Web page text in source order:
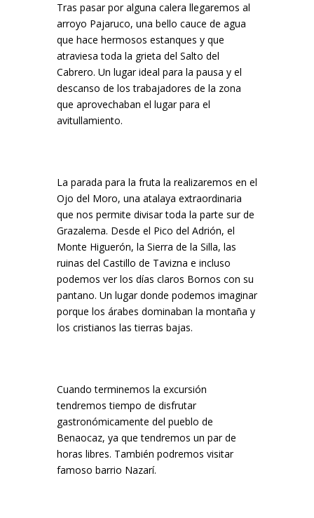
Tras pasar por alguna calera llegaremos al
arroyo Pajaruco, una bello cauce de agua
que hace hermosos estanques y que
atraviesa toda la grieta del Salto del
Cabrero. Un lugar ideal para la pausa y el
descanso de los trabajadores de la zona
que aprovechaban el lugar para el
avitullamiento.
La parada para la fruta la realizaremos en el
Ojo del Moro, una atalaya extraordinaria
que nos permite divisar toda la parte sur de
Grazalema. Desde el Pico del Adrión, el
Monte Higuerón, la Sierra de la Silla, las
ruinas del Castillo de Tavizna e incluso
podemos ver los días claros Bornos con su
pantano. Un lugar donde podemos imaginar
porque los árabes dominaban la montaña y
los cristianos las tierras bajas.
Cuando terminemos la excursión
tendremos tiempo de disfrutar
gastronómicamente del pueblo de
Benaocaz, ya que tendremos un par de
horas libres. También podremos visitar
famoso barrio Nazarí.